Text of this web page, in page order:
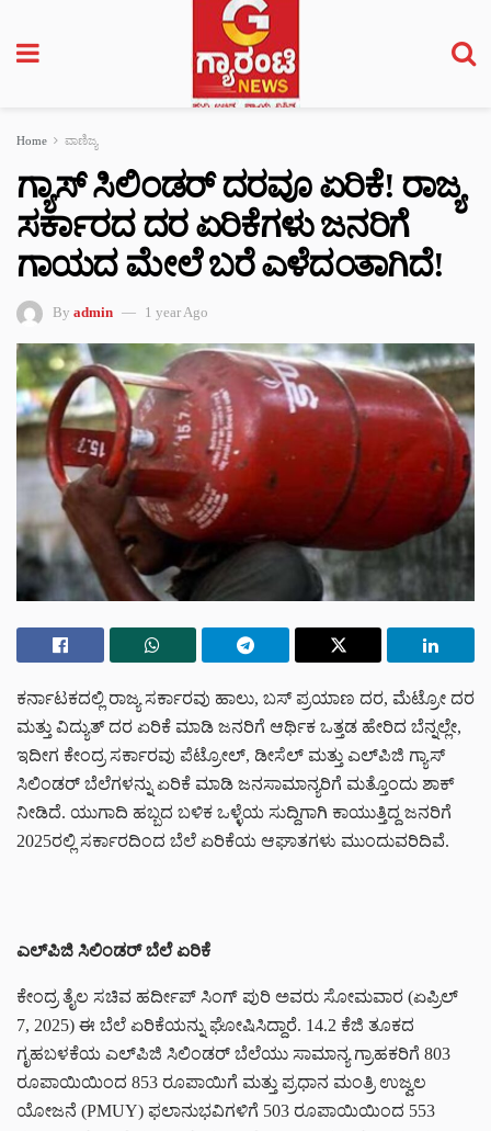
Home ವಾಣಿಜ್ಯ
ಗ್ಯಾಸ್ ಸಿಲಿಂಡರ್ ದರವೂ ಏರಿಕೆ! ರಾಜ್ಯ
ಸರ್ಕಾರದ ದರ ಏರಿಕೆಗಳು ಜನರಿಗೆ
ಗಾಯದ ಮೇಲೆ ಬರೆ ಎಳೆದಂತಾಗಿದೆ!
By admin 1 year Ago
ಕರ್ನಾಟಕದಲ್ಲಿ ರಾಜ್ಯ ಸರ್ಕಾರವು ಹಾಲು, ಬಸ್ ಪ್ರಯಾಣ ದರ, ಮೆಟ್ರೋ ದರ
ಮತ್ತು ವಿದ್ಯುತ್ ದರ ಏರಿಕೆ ಮಾಡಿ ಜನರಿಗೆ ಆರ್ಥಿಕ ಒತ್ತಡ ಹೇರಿದ ಬೆನ್ನಲ್ಲೇ,
ಇದೀಗ ಕೇಂದ್ರ ಸರ್ಕಾರವು ಪೆಟ್ರೋಲ್, ಡೀಸೆಲ್ ಮತ್ತು ಎಲ್‌ಪಿಜಿ ಗ್ಯಾಸ್
ಸಿಲಿಂಡರ್ ಬೆಲೆಗಳನ್ನು ಏರಿಕೆ ಮಾಡಿ ಜನಸಾಮಾನ್ಯರಿಗೆ ಮತ್ತೊಂದು ಶಾಕ್
ನೀಡಿದೆ. ಯುಗಾದಿ ಹಬ್ಬದ ಬಳಿಕ ಒಳ್ಳೆಯ ಸುದ್ದಿಗಾಗಿ ಕಾಯುತ್ತಿದ್ದ ಜನರಿಗೆ
2025ರಲ್ಲಿ ಸರ್ಕಾರದಿಂದ ಬೆಲೆ ಏರಿಕೆಯ ಆಘಾತಗಳು ಮುಂದುವರಿದಿವೆ.
ಎಲ್‌ಪಿಜಿ ಸಿಲಿಂಡರ್ ಬೆಲೆ ಏರಿಕೆ
ಕೇಂದ್ರ ತೈಲ ಸಚಿವ ಹರ್ದೀಪ್ ಸಿಂಗ್ ಪುರಿ ಅವರು ಸೋಮವಾರ (ಏಪ್ರಿಲ್
7, 2025) ಈ ಬೆಲೆ ಏರಿಕೆಯನ್ನು ಘೋಷಿಸಿದ್ದಾರೆ. 14.2 ಕೆಜಿ ತೂಕದ
ಗೃಹಬಳಕೆಯ ಎಲ್‌ಪಿಜಿ ಸಿಲಿಂಡರ್ ಬೆಲೆಯು ಸಾಮಾನ್ಯ ಗ್ರಾಹಕರಿಗೆ 803
ರೂಪಾಯಿಯಿಂದ 853 ರೂಪಾಯಿಗೆ ಮತ್ತು ಪ್ರಧಾನ ಮಂತ್ರಿ ಉಜ್ವಲ
ಯೋಜನೆ (PMUY) ಫಲಾನುಭವಿಗಳಿಗೆ 503 ರೂಪಾಯಿಯಿಂದ 553